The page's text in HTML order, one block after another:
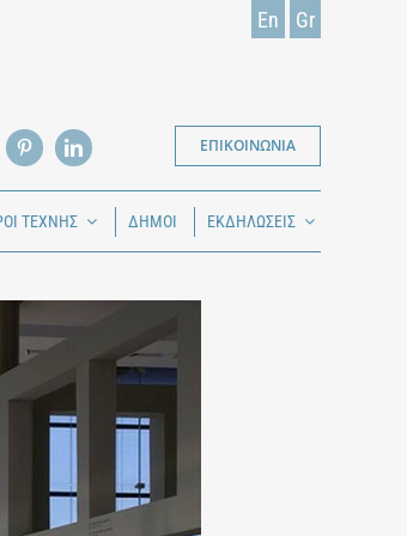
En Gr
ΕΠΙΚΟΙΝΩΝΙΑ
ΤΕΧΝΗΣ ΔΗΜΟΙ ΕΚΔΗΛΩΣΕΙΣ